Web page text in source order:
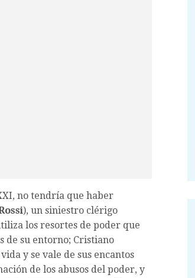
no tendría que haber
), un siniestro clérigo
los resortes de poder que
de su entorno; Cristiano
y se vale de sus encantos
de los abusos del poder, y